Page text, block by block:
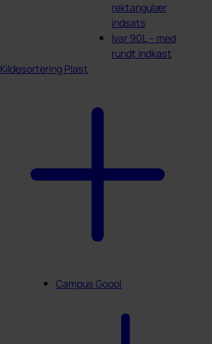
rektangulær
indsats
Ivar 90L – med
rundt indkast
Kildesortering Plast
Campus Goool